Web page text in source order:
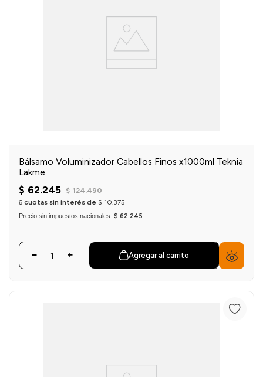
Bálsamo Voluminizador Cabellos Finos x1000ml Teknia
Lakme
$ 62.245 $ 124.490
6 cuotas sin interés de $ 10.375
Precio sin impuestos nacionales: $ 62.245
Agregar al carrito